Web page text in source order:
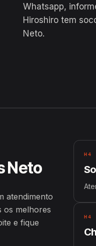
Whatsapp,
Hiroshiro tem
Neto.
Neto
atendimento
os melhores
e fique
H4
H4